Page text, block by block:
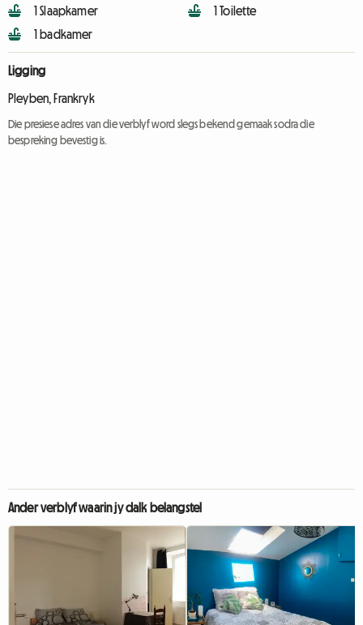
1 Slaapkamer
1 badkamer
1 Toilette
Ligging
Pleyben, Frankryk
Die presiese adres van die verblyf word slegs bekend gemaak sodra die
bespreking bevestig is.
Ander verblyf waarin jy dalk belangstel